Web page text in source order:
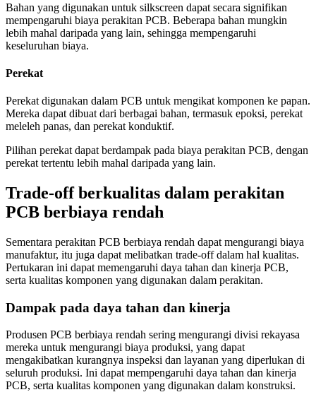
Bahan yang digunakan untuk silkscreen dapat secara signifikan
mempengaruhi biaya perakitan PCB. Beberapa bahan mungkin
lebih mahal daripada yang lain, sehingga mempengaruhi
keseluruhan biaya.
Perekat
Perekat digunakan dalam PCB untuk mengikat komponen ke papan.
Mereka dapat dibuat dari berbagai bahan, termasuk epoksi, perekat
meleleh panas, dan perekat konduktif.
Pilihan perekat dapat berdampak pada biaya perakitan PCB, dengan
perekat tertentu lebih mahal daripada yang lain.
Trade-off berkualitas dalam perakitan
PCB berbiaya rendah
Sementara perakitan PCB berbiaya rendah dapat mengurangi biaya
manufaktur, itu juga dapat melibatkan trade-off dalam hal kualitas.
Pertukaran ini dapat memengaruhi daya tahan dan kinerja PCB,
serta kualitas komponen yang digunakan dalam perakitan.
Dampak pada daya tahan dan kinerja
Produsen PCB berbiaya rendah sering mengurangi divisi rekayasa
mereka untuk mengurangi biaya produksi, yang dapat
mengakibatkan kurangnya inspeksi dan layanan yang diperlukan di
seluruh produksi. Ini dapat mempengaruhi daya tahan dan kinerja
PCB, serta kualitas komponen yang digunakan dalam konstruksi.